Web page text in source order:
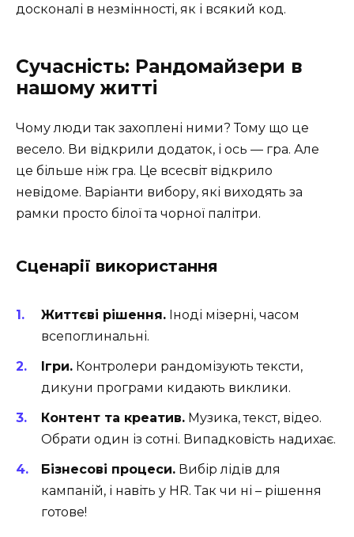
досконалі в незмінності, як і всякий код.
Сучасність: Рандомайзери в
нашому житті
Чому люди так захоплені ними? Тому що це
весело. Ви відкрили додаток, і ось — гра. Але
це більше ніж гра. Це всесвіт відкрило
невідоме. Варіанти вибору, які виходять за
рамки просто білої та чорної палітри.
Сценарії використання
Життєві рішення. Іноді мізерні, часом
всепоглинальні.
Ігри. Контролери рандомізують тексти,
дикуни програми кидають виклики.
Контент та креатив. Музика, текст, відео.
Обрати один із сотні. Випадковість надихає.
Бізнесові процеси. Вибір лідів для
кампаній, і навіть у HR. Так чи ні – рішення
готове!